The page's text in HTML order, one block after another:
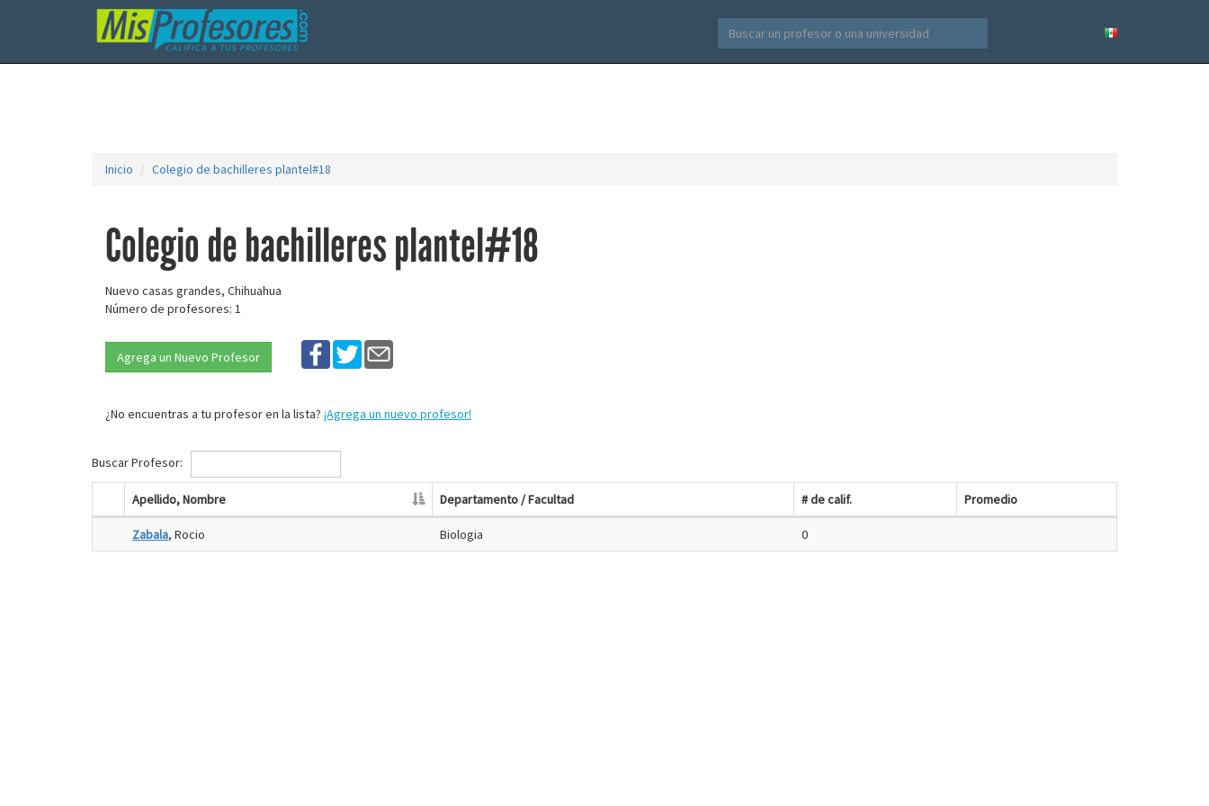
Inicio Colegio de bachilleres plantel#18
Colegio de bachilleres plantel#18
Nuevo casas grandes, Chihuahua
Número de profesores: 1
Agrega un Nuevo Profesor
¿No encuentras a tu profesor en la lista? ¡Agrega un nuevo profesor!
Buscar Profesor:
Apellido, Nombre Departamento / Facultad # de calif. Promedio
Zabala, Rocio Biologia 0